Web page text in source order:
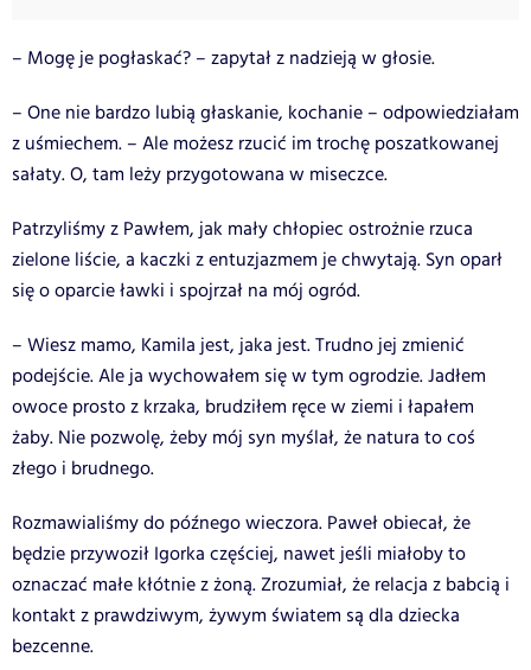
– Mogę je pogłaskać? – zapytał z nadzieją w głosie.
– One nie bardzo lubią głaskanie, kochanie – odpowiedziałam
z uśmiechem. – Ale możesz rzucić im trochę poszatkowanej
sałaty. O, tam leży przygotowana w miseczce.
Patrzyliśmy z Pawłem, jak mały chłopiec ostrożnie rzuca
zielone liście, a kaczki z entuzjazmem je chwytają. Syn oparł
się o oparcie ławki i spojrzał na mój ogród.
– Wiesz mamo, Kamila jest, jaka jest. Trudno jej zmienić
podejście. Ale ja wychowałem się w tym ogrodzie. Jadłem
owoce prosto z krzaka, brudziłem ręce w ziemi i łapałem
żaby. Nie pozwolę, żeby mój syn myślał, że natura to coś
złego i brudnego.
Rozmawialiśmy do późnego wieczora. Paweł obiecał, że
będzie przywoził Igorka częściej, nawet jeśli miałoby to
oznaczać małe kłótnie z żoną. Zrozumiał, że relacja z babcią i
kontakt z prawdziwym, żywym światem są dla dziecka
bezcenne.